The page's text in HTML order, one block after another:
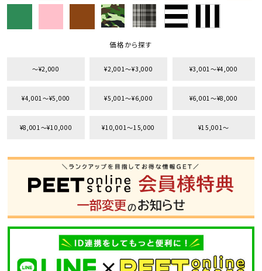
円 ～
並び順
カテゴリ
29inc
30inc
32inc
34inc
36inc
38inc
40inc
KIDS
価格から探す
〜¥2,000 ¥2,001〜¥3,000 ¥3,001〜¥4,000
¥4,001〜¥5,000 ¥5,001〜¥6,000 ¥6,001〜¥8,000
¥8,001〜¥10,000 ¥10,001〜15,000 ¥15,001〜